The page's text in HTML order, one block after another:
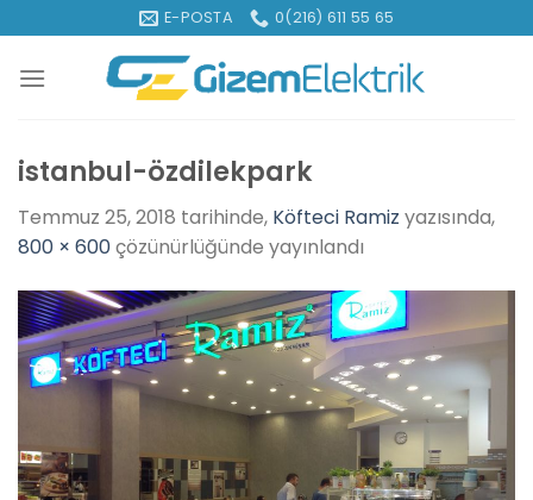
atla
E-POSTA 0(216) 611 55 65
istanbul-özdilekpark
Temmuz 25, 2018 tarihinde, Köfteci Ramiz yazısında,
800 × 600çözünürlüğünde yayınlandı